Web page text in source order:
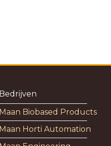
Bedrijven
Maan Biobased Products
Maan Horti Automation